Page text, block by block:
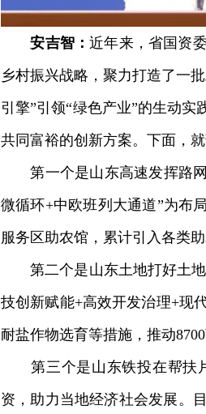
安吉智：近年来，省国资
乡村振兴战略，聚力打造了一
引擎”引领“绿色产业”的生动实
共同富裕的创新方案。下面，
第一个是山东高速发挥路网
微循环+中欧班列大通道”为布
服务区助农馆，累计引入各类
第二个是山东土地打好土地
技创新赋能+高效开发治理+现
耐盐作物选育等措施，推动
第三个是山东铁投在帮扶片
资，助力当地经济社会发展。